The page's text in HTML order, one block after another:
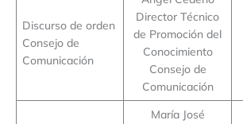
Discurso de orden
Consejo de
Comunicación
Director Técnico
de Promoción del
Conocimiento
Consejo de
Comunicación
María José